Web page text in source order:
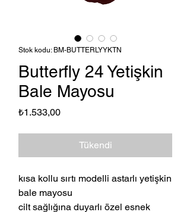
Stok kodu: BM-BUTTERLYYKTN
Butterfly 24 Yetişkin
Bale Mayosu
₺1.533,00Fiyat
Tükendi
kısa kollu sırtı modelli astarlı yetişkin
bale mayosu
cilt sağlığına duyarlı özel esnek